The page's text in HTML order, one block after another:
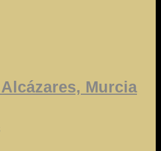
Murcia